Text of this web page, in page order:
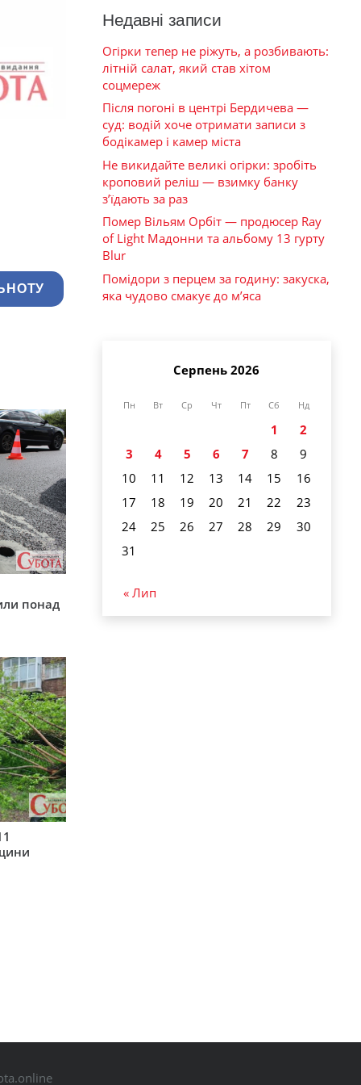
понад
Недавні записи
Огірки тепер не ріжуть, а розбивають:
літній салат, який став хітом
соцмереж
Після погоні в центрі Бердичева —
суд: водій хоче отримати записи з
бодікамер і камер міста
Не викидайте великі огірки: зробіть
кроповий реліш — взимку банку
з’їдають за раз
Помер Вільям Орбіт — продюсер Ray
of Light Мадонни та альбому 13 гурту
Blur
Помідори з перцем за годину: закуска,
яка чудово смакує до м’яса
Серпень 2026
Пн Вт Ср Чт Пт Сб Нд
1
2
3
4 5 6 7 8
9
10
11 12 13 14 15
16
17
18 19 20 21 22
23
24
25 26 27 28 29
30
31
« Лип